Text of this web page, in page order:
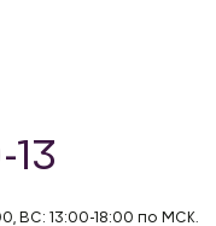
ВС: 13:00-18:00 по МСК.